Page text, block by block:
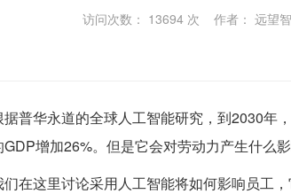
访问次数： 13694 次 作者： 远望
据普华永道的全球人工智能研究，到2030年
GDP增加26%。但是它会对劳动力产生什么
们在这里讨论采用人工智能将如何影响员工